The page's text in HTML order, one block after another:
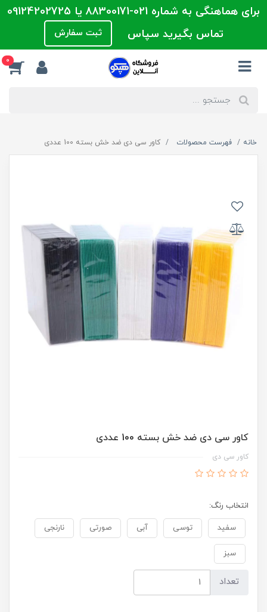
برای هماهنگی به شماره 021-88300171 یا 09124202725
تماس بگیرید سپاس
ثبت سفارش
0
خانه فهرست محصولات کاور سی دی ضد خش بسته 100 عددی
کاور سی دی ضد خش بسته 100 عددی
کاور سی دی
انتخاب رنگ:
سفید توسی آبی صورتی نارنجی
سبز
تعداد